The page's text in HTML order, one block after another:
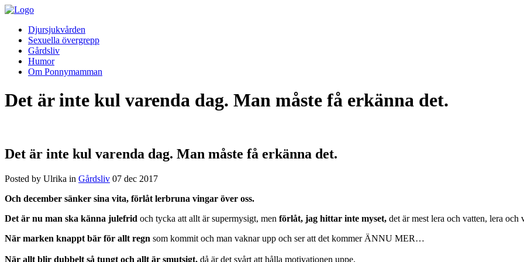
Djursjukvården
Sexuella övergrepp
Gårdsliv
Humor
Om Ponnymamman
Det är inte kul varenda dag. Man måste få erkänna det.
Det är inte kul varenda dag. Man måste få erkänna det.
Posted by Ulrika in Gårdsliv 07 dec 2017
Och december sänker sina vita, förlåt lerbruna vingar över oss.
Det är nu man ska känna julefrid och tycka att allt är supermysigt, men förlåt, jag hittar inte myset, det är mest lera och vatten, lera och
När marken knappt bär för allt regn som kommit och man vaknar upp och ser att det kommer ÄNNU MER…
När allt blir dubbelt så tungt och allt är smutsigt, då är det svårt att hålla motivationen uppe.